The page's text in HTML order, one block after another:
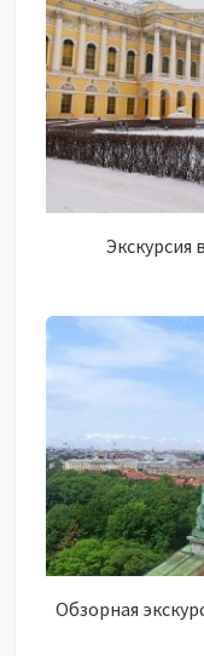
Экскурсия
Обзорная